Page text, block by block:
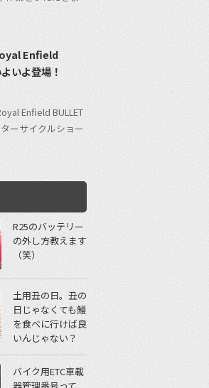
Enfield
いよ登場！
Enfield BULLET
ーサイクルショー
R25のバッテリー
の外し方教えます
（笑）
土用丑の日。丑の
日じゃなくても鰻
を食べに行けば良
いんじゃない？
バイク用ETC車載